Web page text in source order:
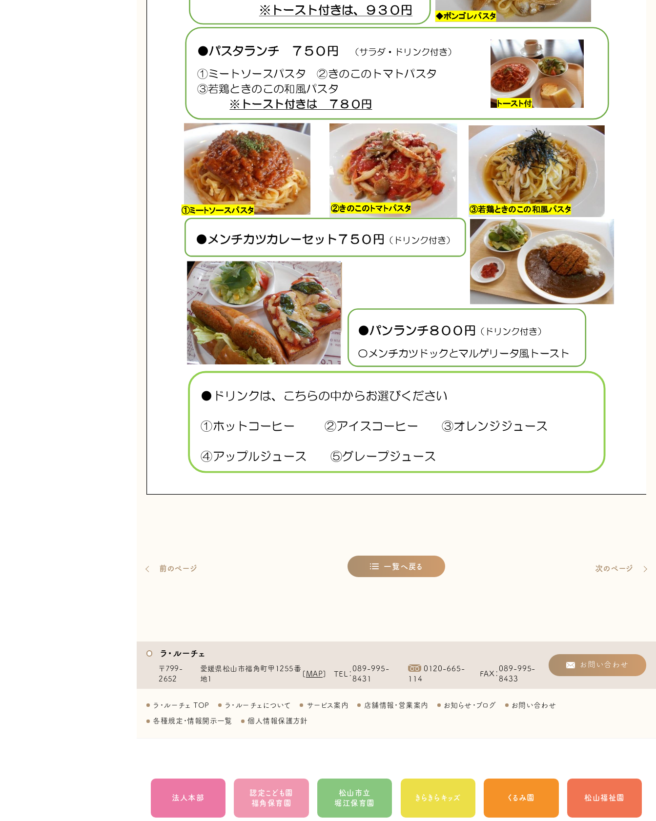
前のページ 次のページ
一覧へ戻る
ラ・ルーチェ
〒799-
2652
愛媛県松山市福角町甲1255番
地1
[ MAP] TEL
089-995-
8431
0120-665-
114
FAX
089-995-
8433
お問い合わせ
ラ・ルーチェ TOP ラ・ルーチェについて サービス案内 店舗情報・営業案内 お知らせ・ブログ お問い合わせ
各種規定・情報開示一覧 個人情報保護方針
法人本部
認定こども園
福角保育園
松山市立
堀江保育園
きらきらキッズ くるみ園 松山福祉園